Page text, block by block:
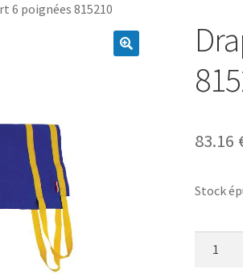
poignées 815210
83.16
Stock